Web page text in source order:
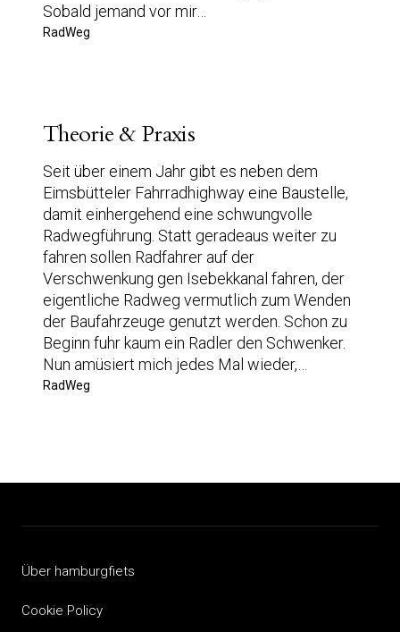
Sobald jemand vor mir…
RadWeg
Theorie & Praxis
Seit über einem Jahr gibt es neben dem
Eimsbütteler Fahrradhighway eine Baustelle,
damit einhergehend eine schwungvolle
Radwegführung. Statt geradeaus weiter zu
fahren sollen Radfahrer auf der
Verschwenkung gen Isebekkanal fahren, der
eigentliche Radweg vermutlich zum Wenden
der Baufahrzeuge genutzt werden. Schon zu
Beginn fuhr kaum ein Radler den Schwenker.
Nun amüsiert mich jedes Mal wieder,…
RadWeg
Über hamburgfiets
Cookie Policy